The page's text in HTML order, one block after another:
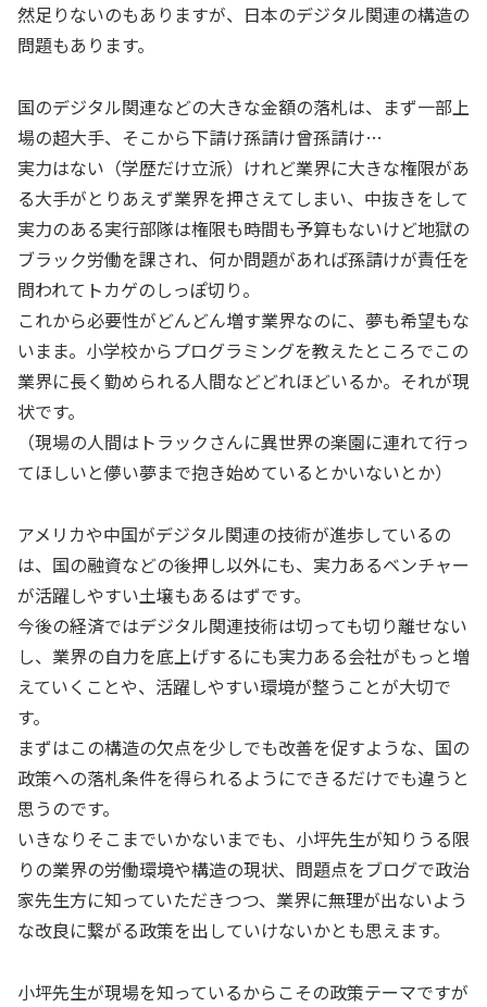
然足りないのもありますが、日本のデジタル関連の構造の
問題もあります。
国のデジタル関連などの大きな金額の落札は、まず一部上
場の超大手、そこから下請け孫請け曾孫請け…
実力はない（学歴だけ立派）けれど業界に大きな権限があ
る大手がとりあえず業界を押さえてしまい、中抜きをして
実力のある実行部隊は権限も時間も予算もないけど地獄の
ブラック労働を課され、何か問題があれば孫請けが責任を
問われてトカゲのしっぽ切り。
これから必要性がどんどん増す業界なのに、夢も希望もな
いまま。小学校からプログラミングを教えたところでこの
業界に長く勤められる人間などどれほどいるか。それが現
状です。
（現場の人間はトラックさんに異世界の楽園に連れて行っ
てほしいと儚い夢まで抱き始めているとかいないとか）
アメリカや中国がデジタル関連の技術が進歩しているの
は、国の融資などの後押し以外にも、実力あるベンチャー
が活躍しやすい土壌もあるはずです。
今後の経済ではデジタル関連技術は切っても切り離せない
し、業界の自力を底上げするにも実力ある会社がもっと増
えていくことや、活躍しやすい環境が整うことが大切で
す。
まずはこの構造の欠点を少しでも改善を促すような、国の
政策への落札条件を得られるようにできるだけでも違うと
思うのです。
いきなりそこまでいかないまでも、小坪先生が知りうる限
りの業界の労働環境や構造の現状、問題点をブログで政治
家先生方に知っていただきつつ、業界に無理が出ないよう
な改良に繋がる政策を出していけないかとも思えます。
小坪先生が現場を知っているからこその政策テーマですが